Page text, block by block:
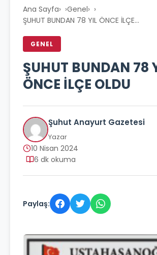
Ana Sayfa› Genel›
ŞUHUT BUNDAN 78 YIL ÖNCE İLÇE...
GENEL
ŞUHUT BUNDAN 78
ÖNCE İLÇE OLDU
Şuhut Anayurt Gazetesi
Yazar
10 Nisan 2024
6 dk okuma
Paylaş: